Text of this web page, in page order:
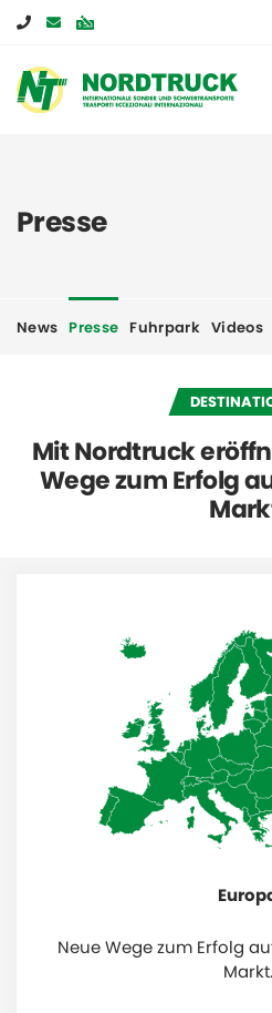
Presse
News Presse Fuhrpark Videos
Mit Nordtruck
Wege zum Erfolg
Neue Wege zum Erfolg
Markt.